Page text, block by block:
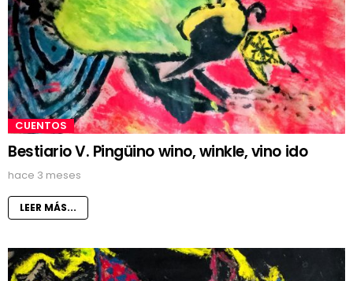
CUENTOS
Bestiario V. Pingüino wino, winkle, vino ido
hace 3 meses
LEER MÁS...